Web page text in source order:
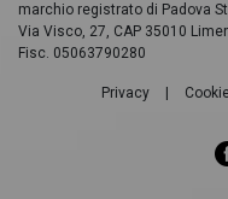
marchio registrato di Padova
Via Visco, 27, CAP 35010
Fisc. 05063790280
Privacy